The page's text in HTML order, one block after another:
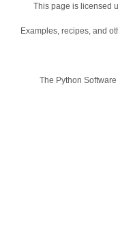
This page is licensed
Examples, recipes, and
The Python